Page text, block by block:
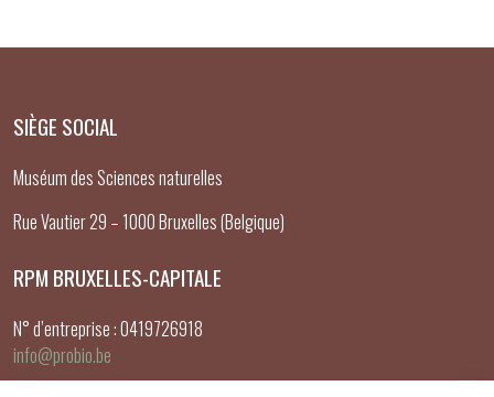
SIÈGE SOCIAL
Muséum des Sciences naturelles
Rue Vautier 29 – 1000 Bruxelles (Belgique)
RPM BRUXELLES-CAPITALE
N° d’entreprise : 0419726918
info@probio.be